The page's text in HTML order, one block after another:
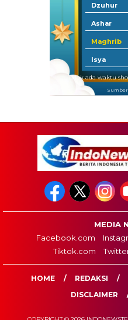
Dzuhur
Ashar
Maghrib
Isya
Tidak ada waktu
MEDIA
Facebook.com
Tiktok.com
HOME REDAKSI
DISCLAIMER